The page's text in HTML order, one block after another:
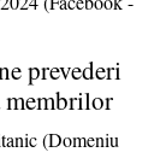
prevederi
membrilor